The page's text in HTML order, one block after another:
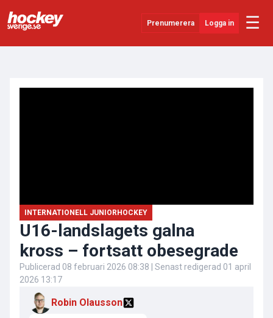
Prenumerera Logga in ☰
INTERNATIONELL JUNIORHOCKEY
U16-landslagets galna
kross – fortsatt obesegrade
Publicerad 08 februari 2026 08:38 | Senast redigerad 01 april
2026 13:17
Robin Olausson